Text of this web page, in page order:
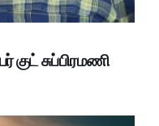
குட் சுப்பிரமணி